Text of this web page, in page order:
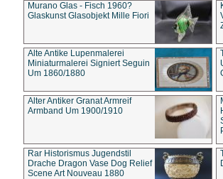
Murano Glas - Fisch 1960?
Glaskunst Glasobjekt Mille Fiori
Alte Antike Lupenmalerei
Miniaturmalerei Signiert Seguin
Um 1860/1880
Alter Antiker Granat Armreif
Armband Um 1900/1910
Rar Historismus Jugendstil
Drache Dragon Vase Dog Relief
Scene Art Nouveau 1880